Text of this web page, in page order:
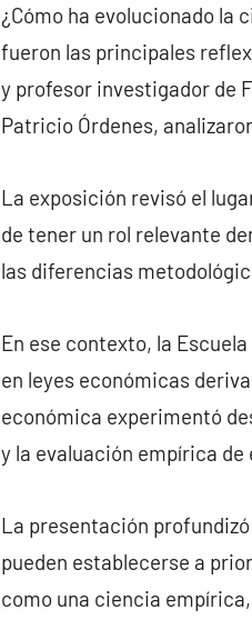
¿Cómo ha evolucionado la
fueron las principales
y profesor investigador de
Patricio Órdenes,
La exposición revisó el
de tener un rol relevante
las diferencias
En ese contexto, la
en leyes económicas
económica experimentó
y la evaluación empírica
La presentación
pueden establecerse a
como una ciencia